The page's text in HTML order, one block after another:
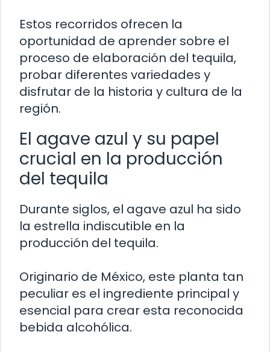
Estos recorridos ofrecen la
oportunidad de aprender sobre el
proceso de elaboración del tequila,
probar diferentes variedades y
disfrutar de la historia y cultura de la
región.
El agave azul y su papel
crucial en la producción
del tequila
Durante siglos, el agave azul ha sido
la estrella indiscutible en la
producción del tequila.
Originario de México, este planta tan
peculiar es el ingrediente principal y
esencial para crear esta reconocida
bebida alcohólica.